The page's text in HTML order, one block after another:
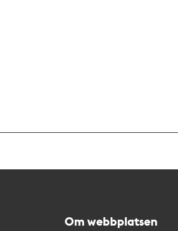
Om webbplatsen